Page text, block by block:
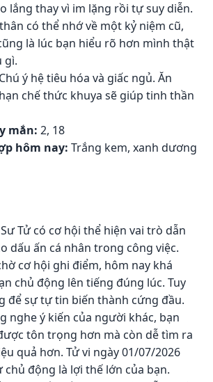
lắng thay vì im lặng rồi tự suy diễn.
có thể nhớ về một kỷ niệm cũ,
là lúc bạn hiểu rõ hơn mình thật
gì.
Chú ý hệ tiêu hóa và giấc ngủ. Ăn
chế thức khuya sẽ giúp tinh thần
mắn: 2, 18
hôm nay: Trắng kem, xanh dương
Sư Tử có cơ hội thể hiện vai trò dẫn
dấu ấn cá nhân trong công việc.
cơ hội ghi điểm, hôm nay khá
chủ động lên tiếng đúng lúc. Tuy
để sự tự tin biến thành cứng đầu.
nghe ý kiến của người khác, bạn
tôn trọng hơn mà còn dễ tìm ra
quả hơn. Tử vi ngày 01/07/2026
chủ động là lợi thế lớn của bạn.